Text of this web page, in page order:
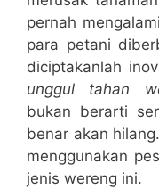
pernah
para petani
diciptakanlah
unggul tahan
bukan berarti
benar akan
menggunakan
jenis wereng ini.